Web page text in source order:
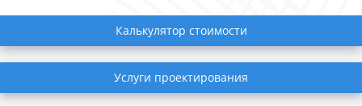
Калькулятор стоимости
Услуги проектирования